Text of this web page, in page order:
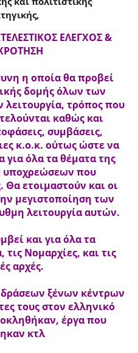
ΕΛΕΓΧΟΣ &
η οποία θα προβεί
δομής όλων των
τρόπος που
καθώς και
συμβάσεις,
κ.ο.κ. ούτως ώστε να
για όλα τα θέματα της
υποχρεώσεων που
ετοιμαστούν και οι
μεγιστοποίηση των
λειτουργία αυτών.
και για όλα τα
Νομαρχίες, και τις
αρχές.
ξένων κέντρων
τους στον ελληνικό
έργα που
κτλ